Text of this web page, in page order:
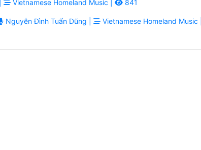
Vietnamese Homeland Music | 841
Nguyễn Đình Tuấn Dũng |
Vietnamese Homeland Music |